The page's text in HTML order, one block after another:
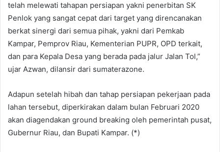
telah melewati tahapan persiapan yakni penerbitan SK
Penlok yang sangat cepat dari target yang direncanakan
berkat sinergi dari semua pihak, yakni dari Pemkab
Kampar, Pemprov Riau, Kementerian PUPR, OPD terkait,
dan para Kepala Desa yang berada pada jalur Jalan Tol,”
ujar Azwan, dilansir dari sumaterazone.
Adapun setelah hibah dan tahap persiapan pekerjaan pada
lahan tersebut, diperkirakan dalam bulan Februari 2020
akan diagendakan ground breaking oleh pemerintah pusat,
Gubernur Riau, dan Bupati Kampar. (*)